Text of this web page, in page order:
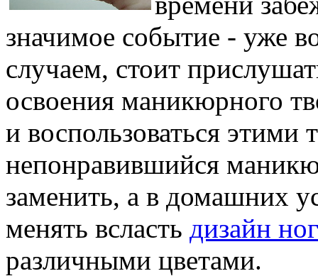
значимое событие - уже
случаем, стоит
освоения маникюрного
и воспользоваться
непонравившийся
заменить, а в домашних
менять всласть дизайн
различными цветами.